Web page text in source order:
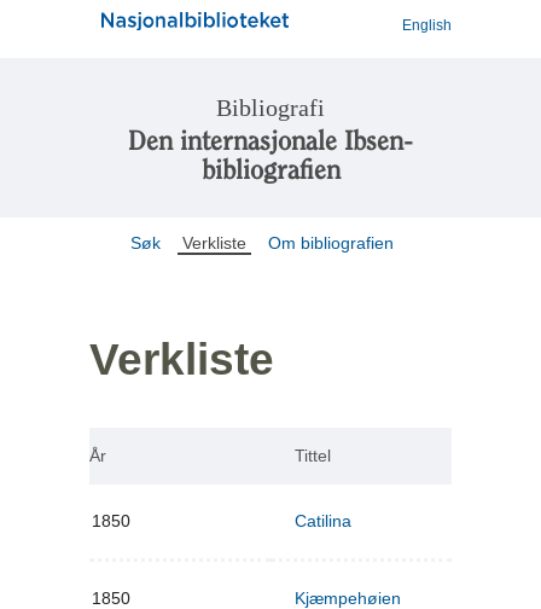
English
Bibliografi
Den internasjonale Ibsen-
bibliografien
Søk Verkliste Om bibliografien
Verkliste
År Tittel
1850 Catilina
1850 Kjæmpehøien